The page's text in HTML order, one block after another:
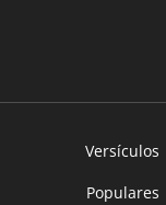
Versículos
Populares